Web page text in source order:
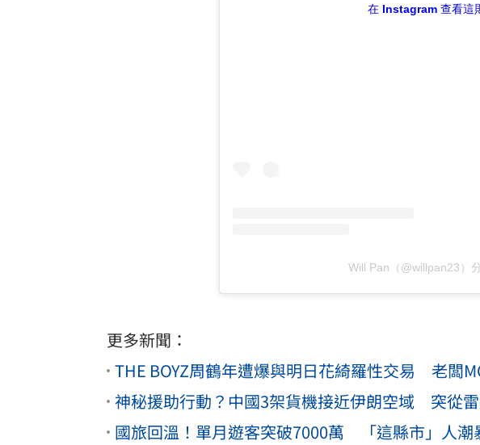
在 Instagram 查看這
Will Pan（@willpan23）
更多新聞：
THE BOYZ周鶴年遭爆與明日花綺羅性交易 老闆
神秘援助行動？中國3架貨機接近伊朗空域 突從
國旅回溫！單月遊客突破7000萬 「這縣市」人潮